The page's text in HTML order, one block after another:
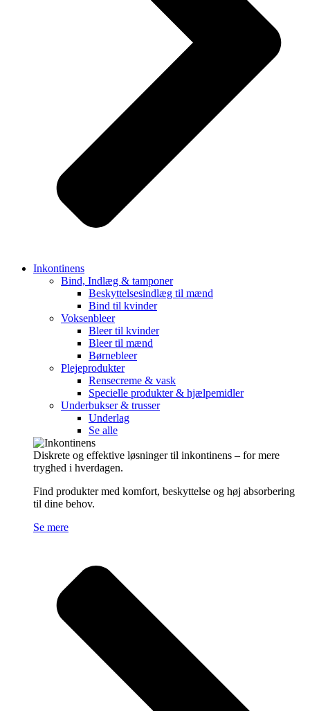
Inkontinens
Bind, Indlæg & tamponer
Beskyttelsesindlæg til mænd
Bind til kvinder
Voksenbleer
Bleer til kvinder
Bleer til mænd
Børnebleer
Plejeprodukter
Rensecreme & vask
Specielle produkter & hjælpemidler
Underbukser & trusser
Underlag
Se alle
Diskrete og effektive løsninger til inkontinens – for mere
tryghed i hverdagen.
Find produkter med komfort, beskyttelse og høj absorbering
til dine behov.
Se mere